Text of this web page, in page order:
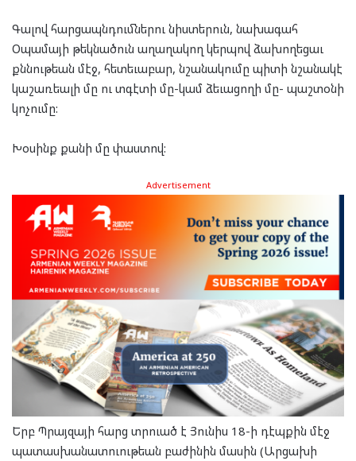
Գալով հարցապնդումներու նիստերուն, նախագահ
Օպամայի թեկնածուն աղաղակող կերպով ձախողեցաւ
քննութեան մէջ, հետեւաբար, նշանակումը պիտի նշանակէ
կաշառեալի մը ու տգէտի մը-կամ ձեւացողի մը- պաշտօնի
կոչումը:
Խօսինք քանի մը փաստով:
Advertisement
Երբ Պրայզայի հարց տրուած է Յունիս 18-ի դէպքին մէջ
պատասխանատուութեան բաժինին մասին (Արցախի